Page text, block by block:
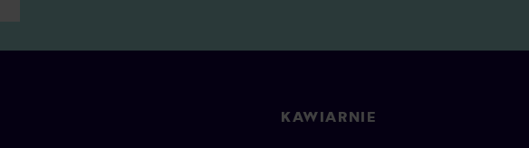
KAWIARNIE